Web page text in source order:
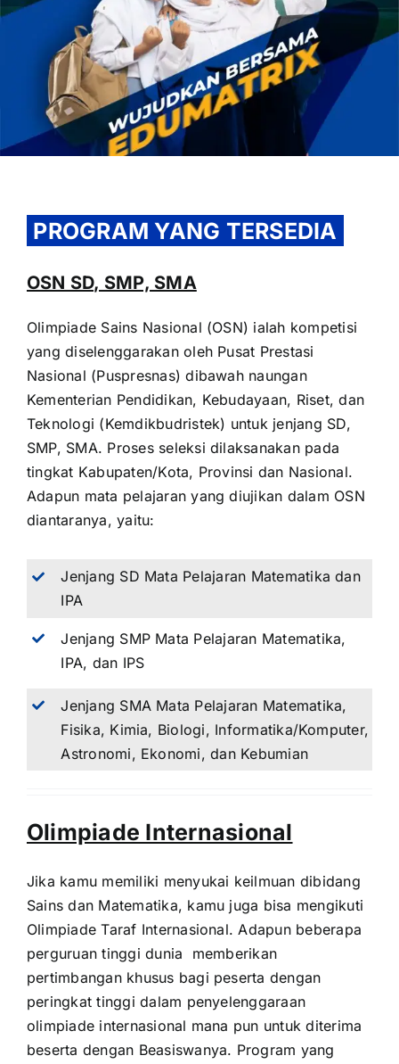
OUR PROGRAM
REGISTRATION
CONTACT US
PROGRAM YANG TERSEDIA
OSN SD, SMP, SMA
Olimpiade Sains Nasional (OSN) ialah kompetisi
yang diselenggarakan oleh Pusat Prestasi
Nasional (Puspresnas) dibawah naungan
Kementerian Pendidikan, Kebudayaan, Riset, dan
Teknologi (Kemdikbudristek) untuk jenjang SD,
SMP, SMA. Proses seleksi dilaksanakan pada
tingkat Kabupaten/Kota, Provinsi dan Nasional.
Adapun mata pelajaran yang diujikan dalam OSN
diantaranya, yaitu:
Jenjang SD Mata Pelajaran Matematika dan
IPA
Jenjang SMP Mata Pelajaran Matematika,
IPA, dan IPS
Jenjang SMA Mata Pelajaran Matematika,
Fisika, Kimia, Biologi, Informatika/Komputer,
Astronomi, Ekonomi, dan Kebumian
Olimpiade Internasional
Jika kamu memiliki menyukai keilmuan dibidang
Sains dan Matematika, kamu juga bisa mengikuti
Olimpiade Taraf Internasional. Adapun beberapa
perguruan tinggi dunia memberikan
pertimbangan khusus bagi peserta dengan
peringkat tinggi dalam penyelenggaraan
olimpiade internasional mana pun untuk diterima
beserta dengan Beasiswanya. Program yang